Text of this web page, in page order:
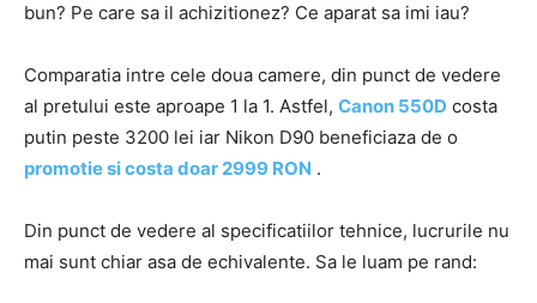
bun? Pe care sa il achizitionez? Ce aparat sa imi iau?
Comparatia intre cele doua camere, din punct de vedere
al pretului este aproape 1 la 1. Astfel, Canon 550D costa
putin peste 3200 lei iar Nikon D90 beneficiaza de o
promotie si costa doar 2999 RON .
Din punct de vedere al specificatiilor tehnice, lucrurile nu
mai sunt chiar asa de echivalente. Sa le luam pe rand: